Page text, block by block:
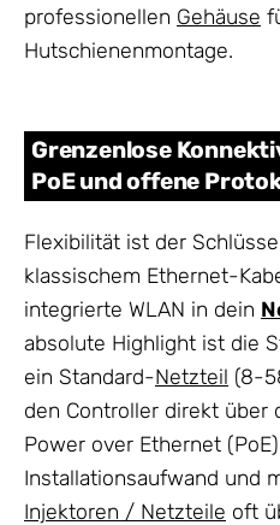
professionellen Gehäuse
Hutschienenmontage.
Grenzenlose
PoE und offene
Flexibilität ist der
klassischem Ethernet-
integrierte WLAN in dein
absolute Highlight ist die
ein Standard-Netzteil (8-
den Controller direkt über
Power over Ethernet
Installationsaufwand und
Injektoren / Netzteile oft